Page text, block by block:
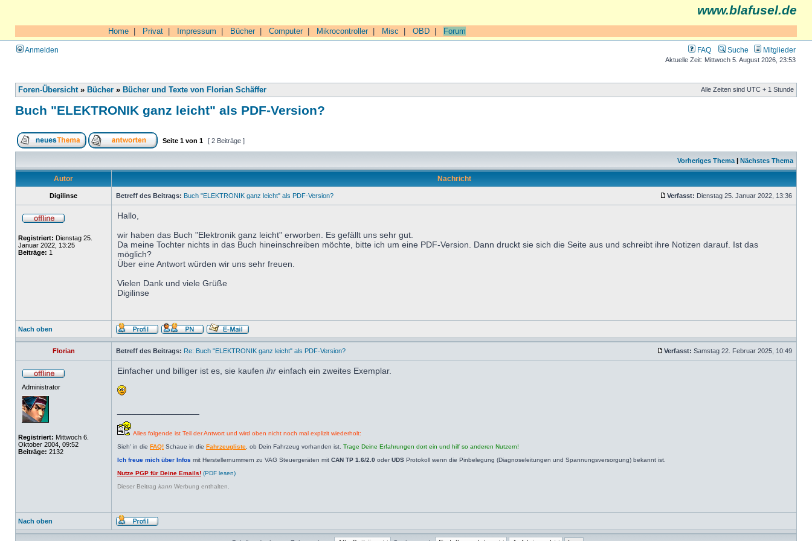
www.blafusel.de
Home Privat Impressum Bücher| Computer| Mikrocontroller| Misc OBD Forum
Anmelden FAQ Suche Mitglieder
Aktuelle Zeit: Mittwoch 5. August 2026, 23:53
Foren-Übersicht» Bücher » Bücher und Texte von Florian Schäffer Alle Zeiten sind UTC + 1 Stunde
Buch "ELEKTRONIK ganz leicht" als PDF-Version?
Seite 1 von 1 [ 2 Beiträge ]
Vorheriges Thema | Nächstes Thema
Autor Nachricht
Digilinse Betreff des Beitrags: Buch "ELEKTRONIK ganz leicht" als PDF-Version? Verfasst: Dienstag 25. Januar 2022, 13:36
Registriert: Dienstag 25.
Januar 2022, 13:25
Beiträge: 1
Hallo,
wir haben das Buch "Elektronik ganz leicht" erworben. Es gefällt uns sehr gut.
Da meine Tochter nichts in das Buch hineinschreiben möchte, bitte ich um eine PDF-Version. Dann druckt sie sich die Seite aus und schreibt ihre Notizen darauf. Ist das
möglich?
Über eine Antwort würden wir uns sehr freuen.
Vielen Dank und viele Grüße
Digilinse
Nach oben
Florian Betreff des Beitrags: Re: Buch "ELEKTRONIK ganz leicht" als PDF-Version? Verfasst: Samstag 22. Februar 2025, 10:49
Administrator
Registriert: Mittwoch 6.
Oktober 2004, 09:52
Beiträge: 2132
Einfacher und billiger ist es, sie kaufen ihr einfach ein zweites Exemplar.
Alles folgende ist Teil der Antwort und wird oben nicht noch mal explizit wiederholt:
Sieh' in die FAQ! Schaue in die Fahrzeugliste , ob Dein Fahrzeug vorhanden ist. Trage Deine Erfahrungen dort ein und hilf so anderen Nutzern!
Ich freue mich über Infos mit Herstellernummern zu VAG Steuergeräten mit CAN TP 1.6/2.0 oderUDS Protokoll wenn die Pinbelegung (Diagnoseleitungen und Spannungsversorgung) bekannt ist.
Nutze PGP für Deine Emails! (PDF lesen)
Dieser Beitrag kann Werbung enthalten.
Nach oben